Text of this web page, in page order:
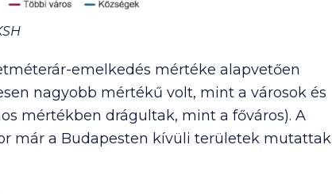
emelkedés mértéke alapvetően
nagyobb mértékű volt, mint a városok és
mértékben drágultak, mint a főváros). A
már a Budapesten kívüli területek mutattak